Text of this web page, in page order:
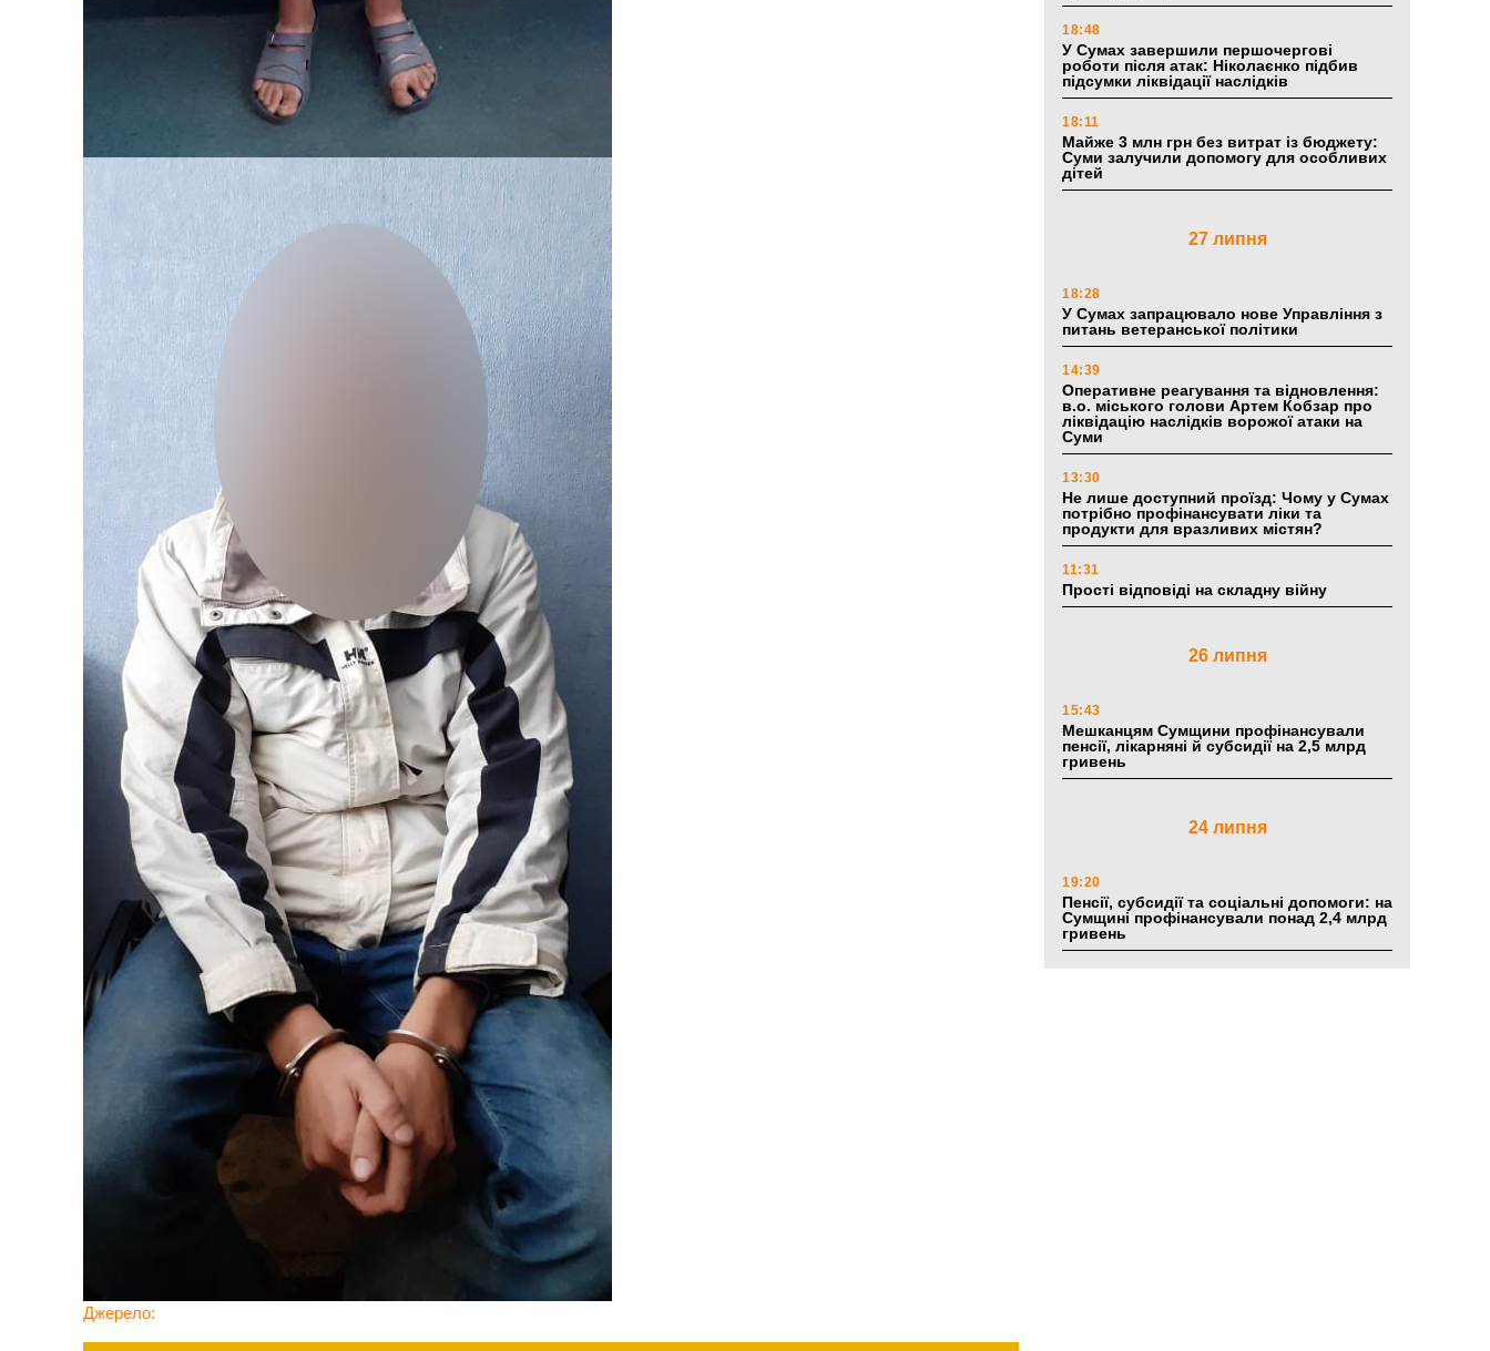
Джерело:
18:48
У Сумах завершили першочергові
роботи після атак: Ніколаєнко підбив
підсумки ліквідації наслідків
18:11
Майже 3 млн грн без витрат із бюджету:
Суми залучили допомогу для особливих
дітей
27 липня
18:28
У Сумах запрацювало нове Управління з
питань ветеранської політики
14:39
Оперативне реагування та відновлення:
в.о. міського голови Артем Кобзар про
ліквідацію наслідків ворожої атаки на
Суми
13:30
Не лише доступний проїзд: Чому у Сумах
потрібно профінансувати ліки та
продукти для вразливих містян?
11:31
Прості відповіді на складну війну
26 липня
15:43
Мешканцям Сумщини профінансували
пенсії, лікарняні й субсидії на 2,5 млрд
гривень
24 липня
19:20
Пенсії, субсидії та соціальні допомоги: на
Сумщині профінансували понад 2,4 млрд
гривень